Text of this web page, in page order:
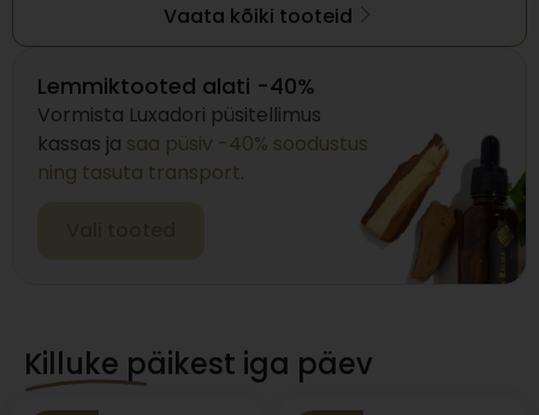
Vaata kõiki tooteid
Lemmiktooted alati -40%
Vormista Luxadori püsitellimus
kassas ja saa püsiv -40% soodustus
ning tasuta transport.
Killuke päikest iga päev